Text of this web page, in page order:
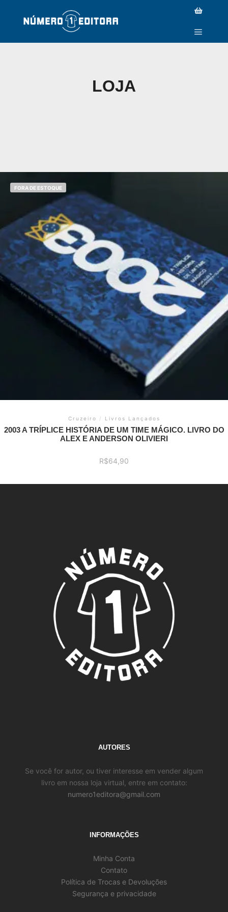
LOJA
FORA DE ESTOQUE
Cruzeiro / Livros Lançados
2003 A TRÍPLICE HISTÓRIA DE UM TIME MÁGICO. LIVRO DO
ALEX E ANDERSON OLIVIERI
R$64,90
AUTORES
Se você for autor, ou tiver interesse em vender algum
livro em nossa loja virtual, entre em contato:
numero1editora@gmail.com
INFORMAÇÕES
Minha Conta
Contato
Política de Trocas e Devoluções
Segurança e privacidade